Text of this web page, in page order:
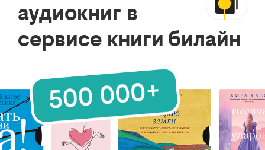
аудиокниг в
сервисе книги билайн